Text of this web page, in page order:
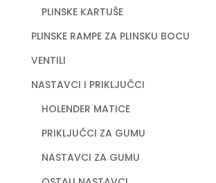
PLINSKE KARTUŠE
PLINSKE RAMPE ZA PLINSKU BOCU
VENTILI
NASTAVCI I PRIKLJUČCI
HOLENDER MATICE
PRIKLJUČCI ZA GUMU
NASTAVCI ZA GUMU